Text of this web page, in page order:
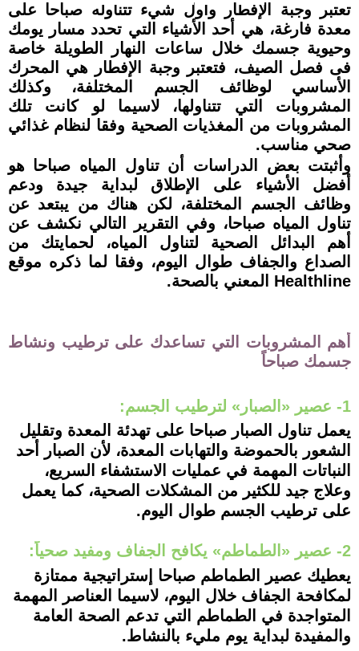
تعتبر وجبة الإفطار وأول شيء تتناوله صباحا على
معدة فارغة، هي أحد الأشياء التي تحدد مسار يومك
وحيوية جسمك خلال ساعات النهار الطويلة خاصة
فى فصل الصيف، فتعتبر وجبة الإفطار هي المحرك
الأساسي لوظائف الجسم المختلفة، وكذلك
المشروبات التي تتناولها، لاسيما لو كانت تلك
المشروبات من المغذيات الصحية وفقا لنظام غذائي
صحي مناسب.
وأثبتت بعض الدراسات أن تناول المياه صباحا هو
أفضل الأشياء على الإطلاق لبداية جيدة ودعم
وظائف الجسم المختلفة، لكن هناك من يبتعد عن
تناول المياه صباحا، وفي التقرير التالي نكشف عن
أهم البدائل الصحية لتناول المياه، لحمايتك من
الصداع والجفاف طوال اليوم، وفقا لما ذكره موقع
Healthline المعني بالصحة.
أهم المشروبات التي تساعدك على ترطيب ونشاط
جسمك صباحاً
1- عصير «الصبار» لترطيب الجسم:
يعمل تناول الصبار صباحا على تهدئة المعدة وتقليل
الشعور بالحموضة والتهابات المعدة، لأن الصبار أحد
النباتات المهمة في عمليات الاستشفاء السريع،
وعلاج جيد للكثير من المشكلات الصحية، كما يعمل
على ترطيب الجسم طوال اليوم.
2- عصير «الطماطم» يكافح الجفاف ومفيد صحياً:
يعطيك عصير الطماطم صباحا إستراتيجية ممتازة
لمكافحة الجفاف خلال اليوم، لاسيما العناصر المهمة
المتواجدة في الطماطم التي تدعم الصحة العامة
والمفيدة لبداية يوم مليء بالنشاط.